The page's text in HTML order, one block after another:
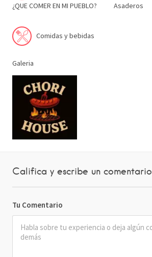
¿QUE COMER EN MI PUEBLO? Asaderos
Comidas y bebidas
Galeria
Califica y escribe un comentario
Tu Comentario